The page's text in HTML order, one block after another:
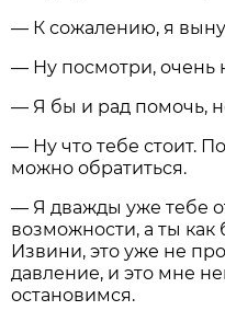
— К сожалению, я
— Ну посмотри, очень
— Я бы и рад помочь,
— Ну что тебе стоит.
можно обратиться.
— Я дважды уже тебе
возможности, а ты
Извини, это уже не
давление, и это мне
остановимся.